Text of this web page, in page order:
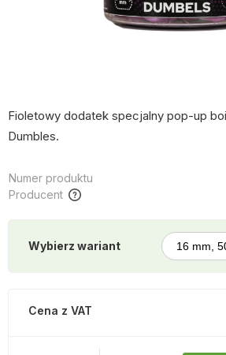
Fioletowy dodatek specjalny pop-up
Dumbles.
Numer produktu
Producent
Wybierz wariant
Cena z VAT